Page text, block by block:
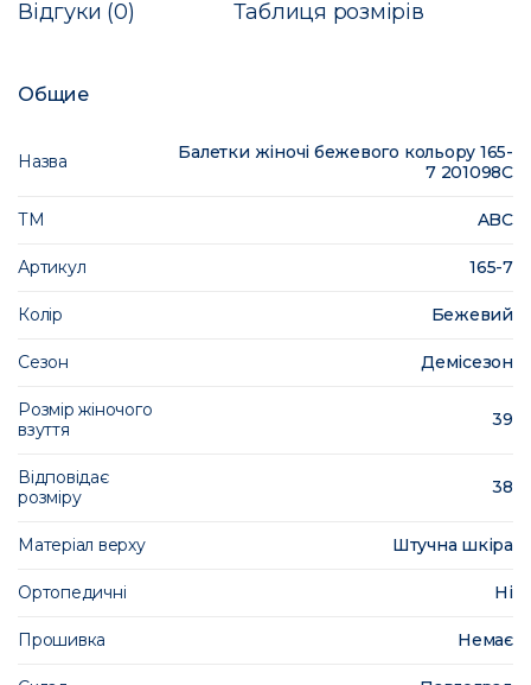
Відгуки (0) Таблиця розмірів
Общие
Назва
Балетки жіночі бежевого кольору 165-
7 201098C
ТМ ABC
Артикул 165-7
Колір Бежевий
Сезон Демісезон
Розмір жіночого
взуття
39
Відповідає
розміру
38
Матеріал верху Штучна шкіра
Ортопедичні Ні
Прошивка Немає